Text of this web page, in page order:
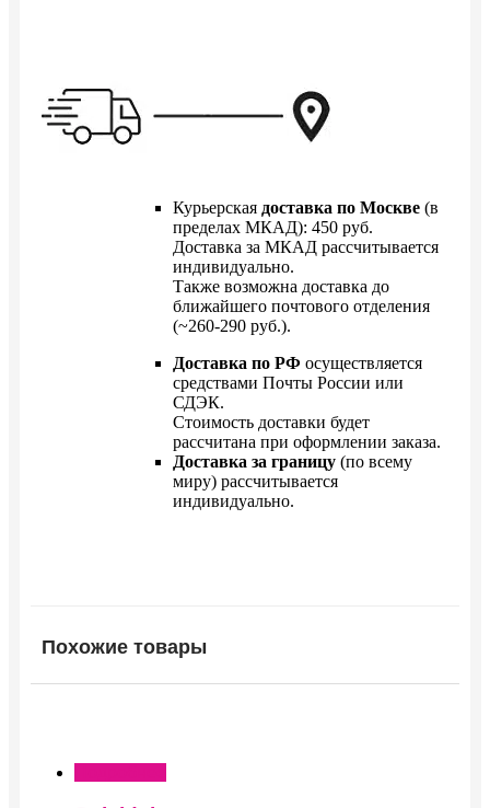
Курьерская доставка по Москве (в
пределах МКАД): 450 руб.
Доставка за МКАД рассчитывается
индивидуально.
Также возможна доставка до
ближайшего почтового отделения
(~260-290 руб.).
Доставка по РФ осуществляется
средствами Почты России или
СДЭК.
Стоимость доставки будет
рассчитана при оформлении заказа.
Доставка за границу (по всему
миру) рассчитывается
индивидуально.
Похожие товары